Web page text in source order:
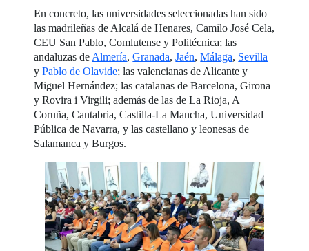
En concreto, las universidades seleccionadas han sido
las madrileñas de Alcalá de Henares, Camilo José Cela,
CEU San Pablo, Comlutense y Politécnica; las
andaluzas de Almería,Granada,Jaén,Málaga, Sevilla
yPablo de Olavide; las valencianas de Alicante y
Miguel Hernández; las catalanas de Barcelona, Girona
y Rovira i Virgili; además de las de La Rioja, A
Coruña, Cantabria, Castilla-La Mancha, Universidad
Pública de Navarra, y las castellano y leonesas de
Salamanca y Burgos.